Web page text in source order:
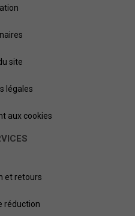
site
légales
aux cookies
et retours
réduction